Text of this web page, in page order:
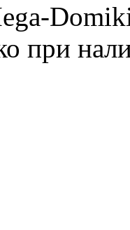
при